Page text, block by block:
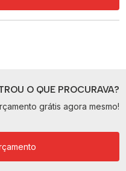
O QUE PROCURAVA?
grátis agora mesmo!